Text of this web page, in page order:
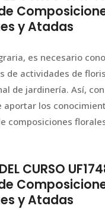
y Atadas
es necesario
de actividades de
de jardinería. Así,
aportar los
composiciones
CURSO
y Atadas